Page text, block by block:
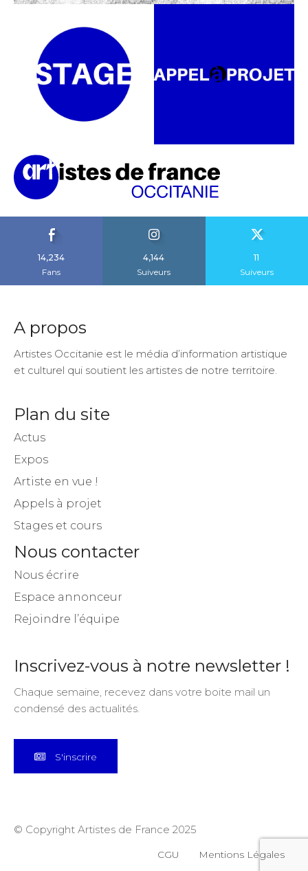
14,234
Fans
4,144
Suiveurs
11
Suiveurs
A propos
Artistes Occitanie est le média d’information artistique
et culturel qui soutient les artistes de notre territoire.
Plan du site
Actus
Expos
Artiste en vue !
Appels à projet
Stages et cours
Nous contacter
Nous écrire
Espace annonceur
Rejoindre l’équipe
Inscrivez-vous à notre newsletter !
Chaque semaine, recevez dans votre boite mail un
condensé des actualités.
S'inscrire
© Copyright Artistes de France 2025
CGU Mentions Légales